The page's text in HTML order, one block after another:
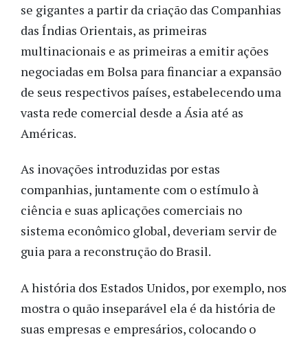
se gigantes a partir da criação das Companhias
das Índias Orientais, as primeiras
multinacionais e as primeiras a emitir ações
negociadas em Bolsa para financiar a expansão
de seus respectivos países, estabelecendo uma
vasta rede comercial desde a Ásia até as
Américas.
As inovações introduzidas por estas
companhias, juntamente com o estímulo à
ciência e suas aplicações comerciais no
sistema econômico global, deveriam servir de
guia para a reconstrução do Brasil.
A história dos Estados Unidos, por exemplo, nos
mostra o quão inseparável ela é da história de
suas empresas e empresários, colocando o